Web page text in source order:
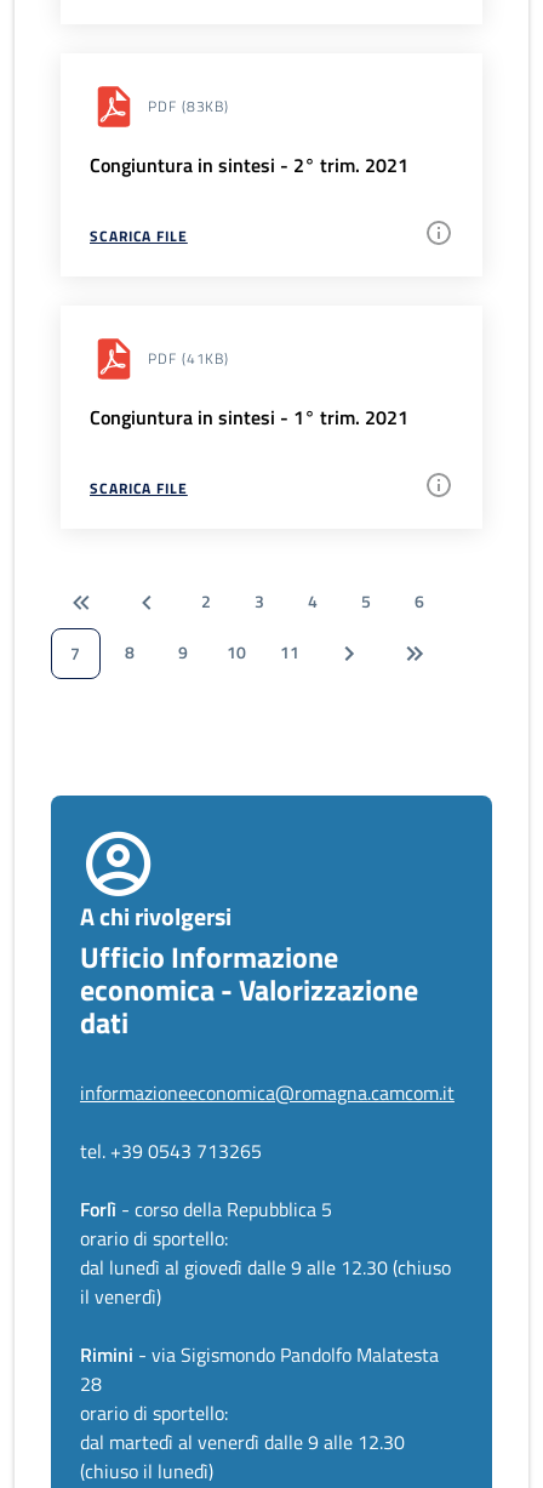
PDF (83KB)
Congiuntura in sintesi - 2° trim. 2021
SCARICA FILE
PDF (41KB)
Congiuntura in sintesi - 1° trim. 2021
SCARICA FILE
2 3 4 5
6
7
8 9 10 11
A chi rivolgersi
Ufficio Informazione
economica - Valorizzazione
dati
informazioneeconomica@romagna.camcom.it
tel. +39 0543 713265
Forlì - corso della Repubblica 5
orario di sportello:
dal lunedì al giovedì dalle 9 alle 12.30 (chiuso
il venerdì)
Rimini - via Sigismondo Pandolfo Malatesta
28
orario di sportello:
dal martedì al venerdì dalle 9 alle 12.30
(chiuso il lunedì)